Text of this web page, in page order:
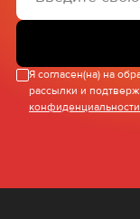
Я согласен(на) на
рассылки и
конфиденциальности